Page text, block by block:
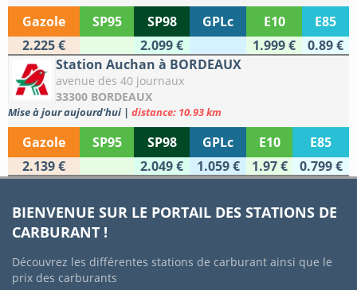
Gazole SP95 SP98 GPLc E10
E85
2.225 €
2.099 € 1.999 €
0.89 €
Station Auchan à BORDEAUX
avenue des 40 journaux
33300 BORDEAUX
Mise à jour aujourd'hui | distance: 10.93 km
Gazole SP95 SP98 GPLc E10
E85
2.139 €
2.049 € 1.059 € 1.97 € 0.799 €
BIENVENUE SUR LE PORTAIL DES STATIONS DE
CARBURANT !
Découvrez les différentes stations de carburant ainsi que le
prix des carburants